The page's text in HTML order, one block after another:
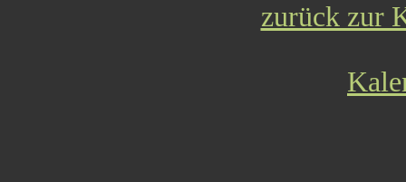
zurück zur